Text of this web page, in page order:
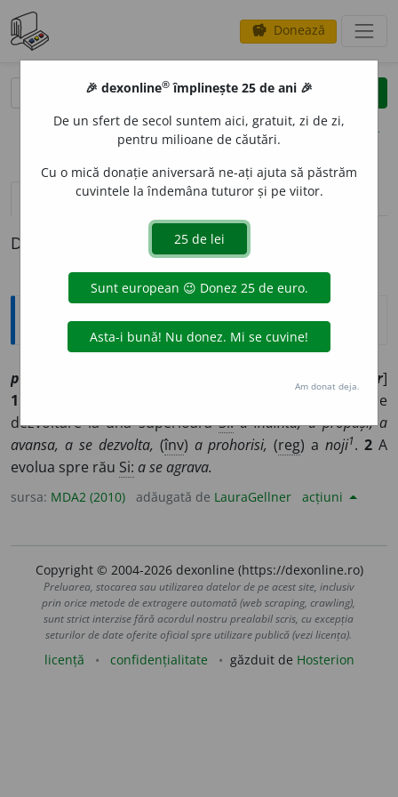
savings Donează
clear
opțiuni
definiții (1) pronunțievolume_up (9)
Definiția cu ID-ul 1206659:
Explicative DEX
progres progresser]
1 A trece de la o stare sau de la o formă inferioară de
dezvoltare la una superioarăSi: a înainta, a propăși, a
avansa, a se dezvolta, (înv) a prohorisi, (reg) anoji1.2 A
evolua spre rău Si: a se agrava.
sursa: MDA2 (2010) adăugată de LauraGellner acțiuni
Copyright © 2004-2026 dexonline (https://dexonline.ro)
Preluarea, stocarea sau utilizarea datelor de pe acest site, inclusiv
prin orice metode de extragere automată (web scraping, crawling),
sunt strict interzise fără acordul nostru prealabil scris, cu excepția
seturilor de date oferite oficial spre utilizare publică (vezi licența).
licență confidențialitate găzduit de Hosterion
🎉 dexonline® împlinește 25 de ani 🎉
De un sfert de secol suntem aici, gratuit, zi de zi,
pentru milioane de căutări.
Cu o mică donație aniversară ne-ați ajuta să păstrăm
cuvintele la îndemâna tuturor și pe viitor.
Am donat deja.